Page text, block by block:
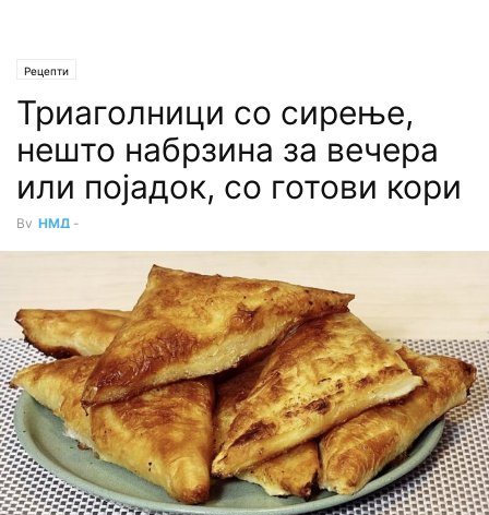
Рецепти
Триаголници со сирење,
нешто набрзина за вечера
или појадок, со готови кори
By НМД -